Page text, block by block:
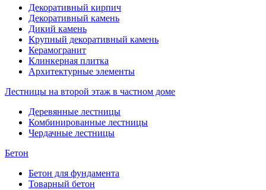
Декоративный кирпич
Декоративный камень
Дикий камень
Крупный декоративный камень
Керамогранит
Клинкерная плитка
Архитектурные элементы
Лестницы на второй этаж в частном доме
Деревянные лестницы
Комбинированные лестницы
Чердачные лестницы
Бетон
Бетон для фундамента
Товарный бетон